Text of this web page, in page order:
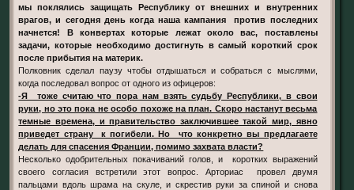
мы поклялись защищать Республику от внешних и внутренних
врагов, и сегодня день когда наша кампания против последних
начнется! В конвертах которые лежат около вас, поставлены
задачи, которые необходимо достигнуть в самый короткий срок
после прибытия на материк.
Полковник сделал паузу чтобы отдышаться и собраться с мыслями,
когда последовал вопрос от одного из офицеров:
-Я тоже считаю что пора нам взять судьбу Республики, в свои
руки, но это пока не особо похоже на план. Скоро настанут весьма
темные времена, и правительство заключившее такой мир, явно
приведет страну к погибели. Но что конкретно вы предлагаете
делать для спасения Франции, помимо захвата власти?
Несколько одобрительных покачиваний голов, и коротких выражений
своего согласия встретили этот вопрос. Арториас провел двумя
пальцами вдоль шрама на скуле, и скрестив руки за спиной и снова